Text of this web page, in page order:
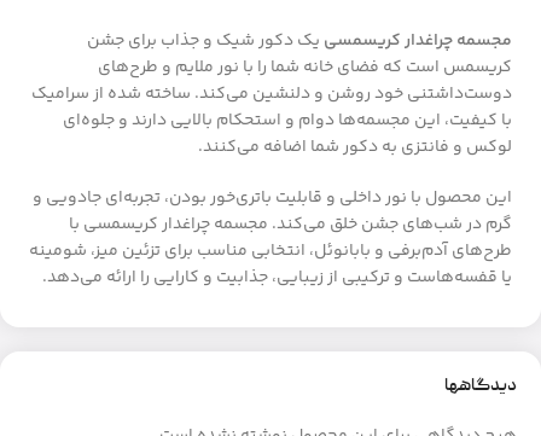
مجسمه چراغدار کریسمسی یک دکور شیک و جذاب برای جشن
کریسمس است که فضای خانه شما را با نور ملایم و طرح‌های
دوست‌داشتنی خود روشن و دلنشین می‌کند. ساخته شده از سرامیک
با کیفیت، این مجسمه‌ها دوام و استحکام بالایی دارند و جلوه‌ای
لوکس و فانتزی به دکور شما اضافه می‌کنند.
این محصول با نور داخلی و قابلیت باتری‌خور بودن، تجربه‌ای جادویی و
گرم در شب‌های جشن خلق می‌کند. مجسمه چراغدار کریسمسی با
طرح‌های آدم‌برفی و بابانوئل، انتخابی مناسب برای تزئین میز، شومینه
یا قفسه‌هاست و ترکیبی از زیبایی، جذابیت و کارایی را ارائه می‌دهد.
دیدگاهها